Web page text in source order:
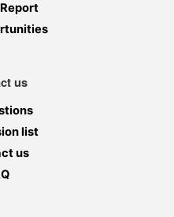
us
list
us